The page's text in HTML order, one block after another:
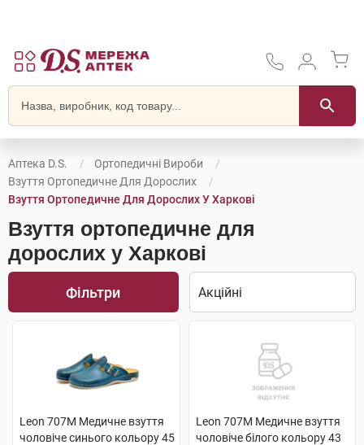
Аптека D.S.
Ортопедичні Вироби
Взуття Ортопедичне Для Дорослих
Взуття Ортопедичне Для Дорослих У Харкові
Взуття ортопедичне для
дорослих у Харкові
Фільтри
Leon 707M Медичне взуття
чоловіче синього кольору 45
Leon 707M Медичне взуття
чоловіче білого кольору 43